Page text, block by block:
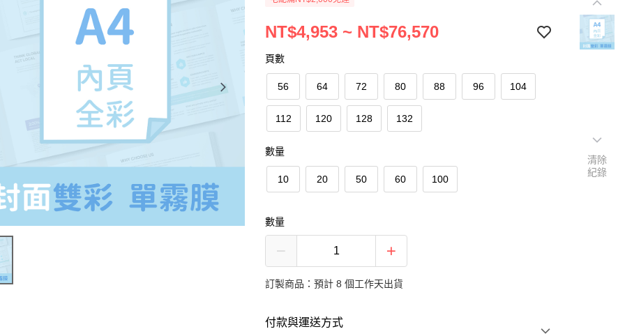
NT$4,953 ~ NT$76,570
頁數
56 64 72 80 88 96 104
112 120 128 132
數量
10 20 50 60 100
數量
訂製商品：預計 8 個工作天出貨
付款與運送方式
清除
紀錄